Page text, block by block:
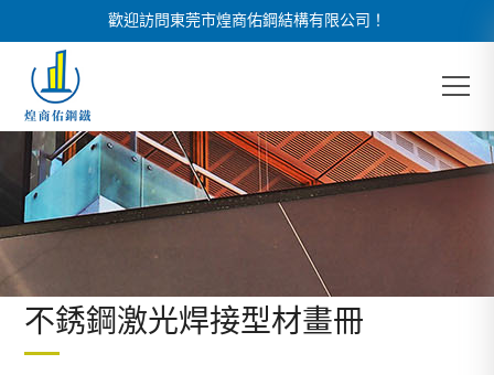
歡迎訪問東莞市煌商佑鋼結構有限公司！
不銹鋼激光焊接型材畫冊